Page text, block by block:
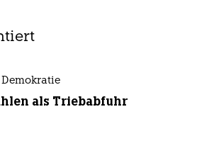
als Triebabfuhr